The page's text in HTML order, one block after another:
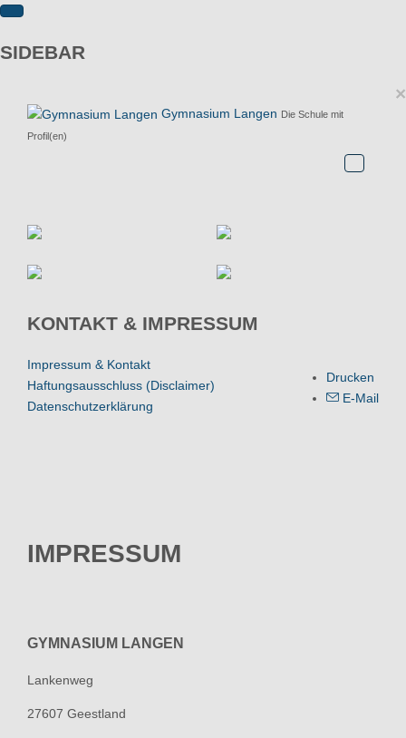
SIDEBAR
×
Gymnasium Langen Die Schule mit
Profil(en)
KONTAKT & IMPRESSUM
Drucken
E-Mail
Impressum & Kontakt
Haftungsausschluss (Disclaimer)
Datenschutzerklärung
IMPRESSUM
GYMNASIUM LANGEN
Lankenweg
27607 Geestland